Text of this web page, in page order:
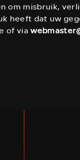
om misbruik,
heeft dat uw
of via